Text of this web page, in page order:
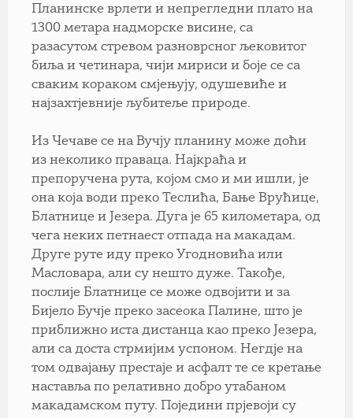
Планинске врлети и непрегледни плато на
1300 метара надморске висине, са
разасутом стревом разноврсног љековитог
биља и четинара, чији мириси и боје се са
сваким кораком смјењују, одушевиће и
најзахтјевније љубитеље природе.
Из Чечаве се на Вучју планину може доћи
из неколико праваца. Најкраћа и
препоручена рута, којом смо и ми ишли, је
она која води преко Теслића, Бање Врућице,
Блатнице и Језера. Дуга је 65 километара, од
чега неких петнаест отпада на макадам.
Друге руте иду преко Угодновића или
Масловара, али су нешто дуже. Такође,
послије Блатнице се може одвојити и за
Бијело Бучје преко засеока Палине, што је
приближно иста дистанца као преко Језера,
али са доста стрмијим успоном. Негдје на
том одвајању престаје и асфалт те се кретање
наставља по релативно добро утабаном
макадамском путу. Поједини прјевоји су